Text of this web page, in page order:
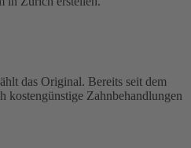
das Original. Bereits seit dem
kostengünstige Zahnbehandlungen